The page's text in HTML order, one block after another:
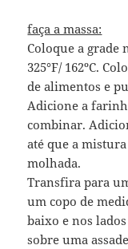
faça a massa:
Coloque a grade
325°F/ 162ºC.
de alimentos e
Adicione a
combinar.
até que a
molhada.
Transfira para
um copo de
baixo e nos
sobre uma